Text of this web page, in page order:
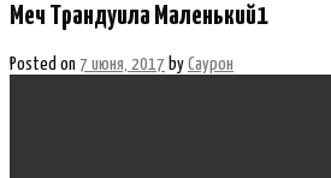
Меч Трандуила Маленький1
Posted on 7 июня, 2017 by Саурон